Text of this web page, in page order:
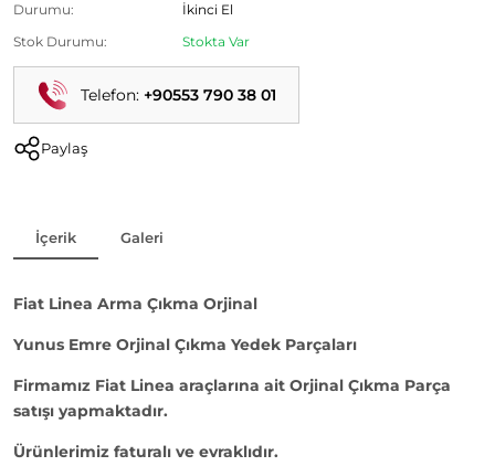
Durumu:
İkinci El
Stok Durumu:
Stokta Var
Telefon: +90553 790 38 01
Paylaş
İçerik Galeri
Fiat Linea Arma Çıkma Orjinal
Yunus Emre Orjinal Çıkma Yedek Parçaları
Firmamız Fiat Linea araçlarına ait Orjinal Çıkma Parça
satışı yapmaktadır.
Ürünlerimiz faturalı ve evraklıdır.